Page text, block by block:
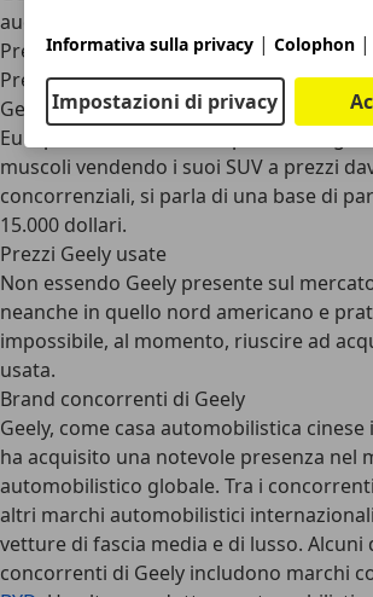
audace con tecnologie ecologiche.
Prezzi Geely
Prezzi Geely nuove
Geely ancora non vede auto con il
Europa, tuttavia in alcuni paesi
muscoli vendendo i suoi SUV a prezzi
concorrenziali, si parla di una base di
15.000 dollari.
Prezzi Geely usate
Non essendo Geely presente sul
neanche in quello nord americano e
impossibile, al momento, riuscire ad
usata.
Brand concorrenti di Geely
Geely, come casa automobilistica
ha acquisito una notevole presenza nel
automobilistico globale. Tra i
altri marchi automobilistici
vetture di fascia media e di lusso. Alcuni
concorrenti di Geely includono marchi
Informativa sulla privacy | Colophon |
Impostazioni di privacy